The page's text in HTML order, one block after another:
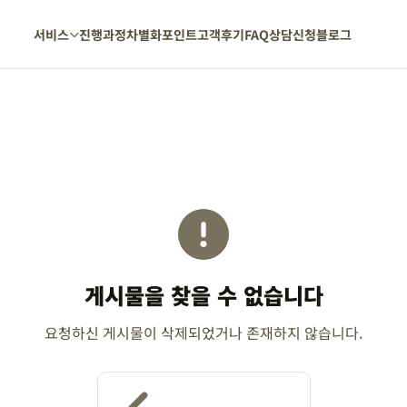
서비스 진행과정차별화포인트고객후기FAQ상담신청블로그
게시물을 찾을 수 없습니다
요청하신 게시물이 삭제되었거나 존재하지 않습니다.